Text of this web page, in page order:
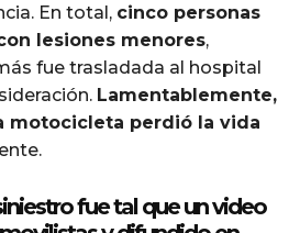
En total, cinco personas
lesiones menores,
fue trasladada al hospital
Lamentablemente,
motocicleta perdió la vida
fue tal queun video